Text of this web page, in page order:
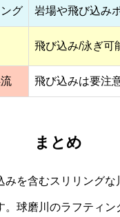
グ 岩場や飛び込み
飛び込み/泳ぎ可
飛び込みは要注
まとめ
みを含むスリリングな
。球磨川のラフティン